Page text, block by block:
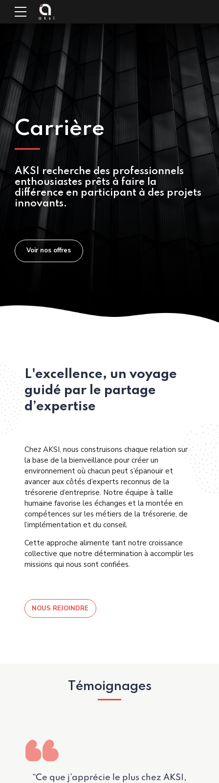
Carrière
AKSI recherche des professionnels
enthousiastes prêts à faire la
différence en participant à des projets
innovants.
Voir nos offres
L'excellence, un voyage
guidé par le partage
d’expertise
Chez AKSI, nous construisons chaque relation sur
la base de la bienveillance pour créer un
environnement où chacun peut s’épanouir et
avancer aux côtés d’experts reconnus de la
trésorerie d’entreprise. Notre équipe à taille
humaine favorise les échanges et la montée en
compétences sur les métiers de la trésorerie, de
l’implémentation et du conseil.
Cette approche alimente tant notre croissance
collective que notre détermination à accomplir les
missions qui nous sont confiées.
NOUS REJOINDRE
Témoignages
``Ce que j’apprécie le plus chez AKSI,